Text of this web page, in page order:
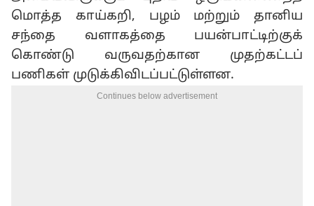
மொத்த காய்கறி, பழம் மற்றும் தானிய
சந்தை வளாகத்தை பயன்பாட்டிற்குக்
கொண்டு வருவதற்கான முதற்கட்டப்
பணிகள் முடுக்கிவிடப்பட்டுள்ளன.
Continues below advertisement